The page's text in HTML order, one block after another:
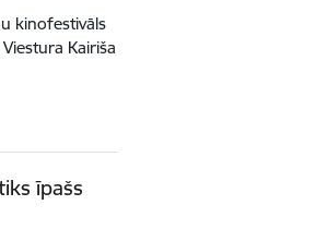
kinofestivāls
Kairiša
īpašs